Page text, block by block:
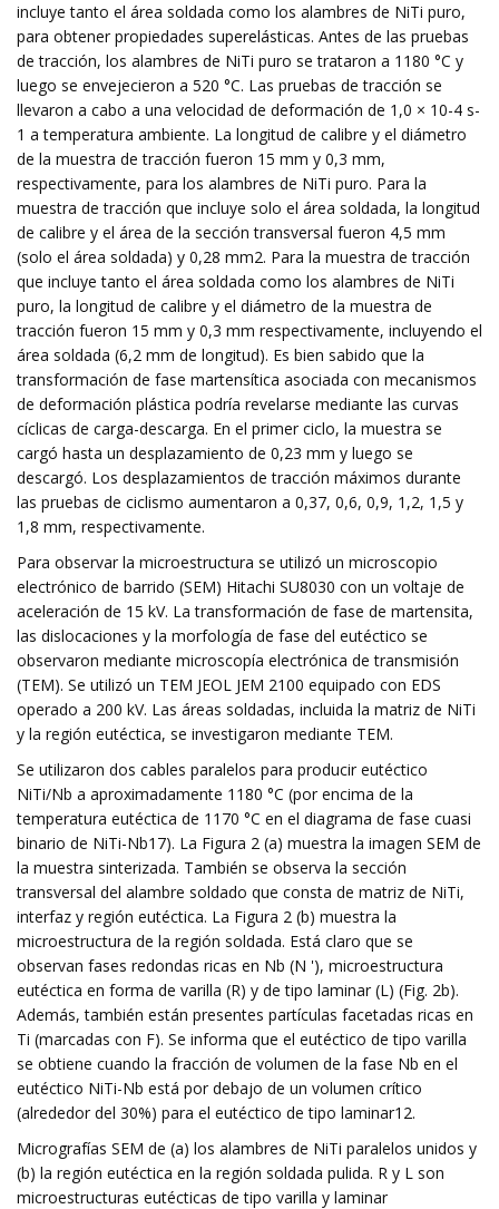
incluye tanto el área soldada como los alambres de NiTi puro,
para obtener propiedades superelásticas. Antes de las pruebas
de tracción, los alambres de NiTi puro se trataron a 1180 °C y
luego se envejecieron a 520 °C. Las pruebas de tracción se
llevaron a cabo a una velocidad de deformación de 1,0 × 10-4 s-
1 a temperatura ambiente. La longitud de calibre y el diámetro
de la muestra de tracción fueron 15 mm y 0,3 mm,
respectivamente, para los alambres de NiTi puro. Para la
muestra de tracción que incluye solo el área soldada, la longitud
de calibre y el área de la sección transversal fueron 4,5 mm
(solo el área soldada) y 0,28 mm2. Para la muestra de tracción
que incluye tanto el área soldada como los alambres de NiTi
puro, la longitud de calibre y el diámetro de la muestra de
tracción fueron 15 mm y 0,3 mm respectivamente, incluyendo el
área soldada (6,2 mm de longitud). Es bien sabido que la
transformación de fase martensítica asociada con mecanismos
de deformación plástica podría revelarse mediante las curvas
cíclicas de carga-descarga. En el primer ciclo, la muestra se
cargó hasta un desplazamiento de 0,23 mm y luego se
descargó. Los desplazamientos de tracción máximos durante
las pruebas de ciclismo aumentaron a 0,37, 0,6, 0,9, 1,2, 1,5 y
1,8 mm, respectivamente.
Para observar la microestructura se utilizó un microscopio
electrónico de barrido (SEM) Hitachi SU8030 con un voltaje de
aceleración de 15 kV. La transformación de fase de martensita,
las dislocaciones y la morfología de fase del eutéctico se
observaron mediante microscopía electrónica de transmisión
(TEM). Se utilizó un TEM JEOL JEM 2100 equipado con EDS
operado a 200 kV. Las áreas soldadas, incluida la matriz de NiTi
y la región eutéctica, se investigaron mediante TEM.
Se utilizaron dos cables paralelos para producir eutéctico
NiTi/Nb a aproximadamente 1180 °C (por encima de la
temperatura eutéctica de 1170 °C en el diagrama de fase cuasi
binario de NiTi-Nb17). La Figura 2 (a) muestra la imagen SEM de
la muestra sinterizada. También se observa la sección
transversal del alambre soldado que consta de matriz de NiTi,
interfaz y región eutéctica. La Figura 2 (b) muestra la
microestructura de la región soldada. Está claro que se
observan fases redondas ricas en Nb (N '), microestructura
eutéctica en forma de varilla (R) y de tipo laminar (L) (Fig. 2b).
Además, también están presentes partículas facetadas ricas en
Ti (marcadas con F). Se informa que el eutéctico de tipo varilla
se obtiene cuando la fracción de volumen de la fase Nb en el
eutéctico NiTi-Nb está por debajo de un volumen crítico
(alrededor del 30%) para el eutéctico de tipo laminar12.
Micrografías SEM de (a) los alambres de NiTi paralelos unidos y
(b) la región eutéctica en la región soldada pulida. R y L son
microestructuras eutécticas de tipo varilla y laminar